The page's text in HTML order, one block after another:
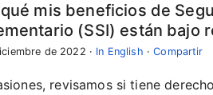
mis beneficios de
(SSI) están bajo
de 2022 · In English ·Compartir
revisamos si tiene